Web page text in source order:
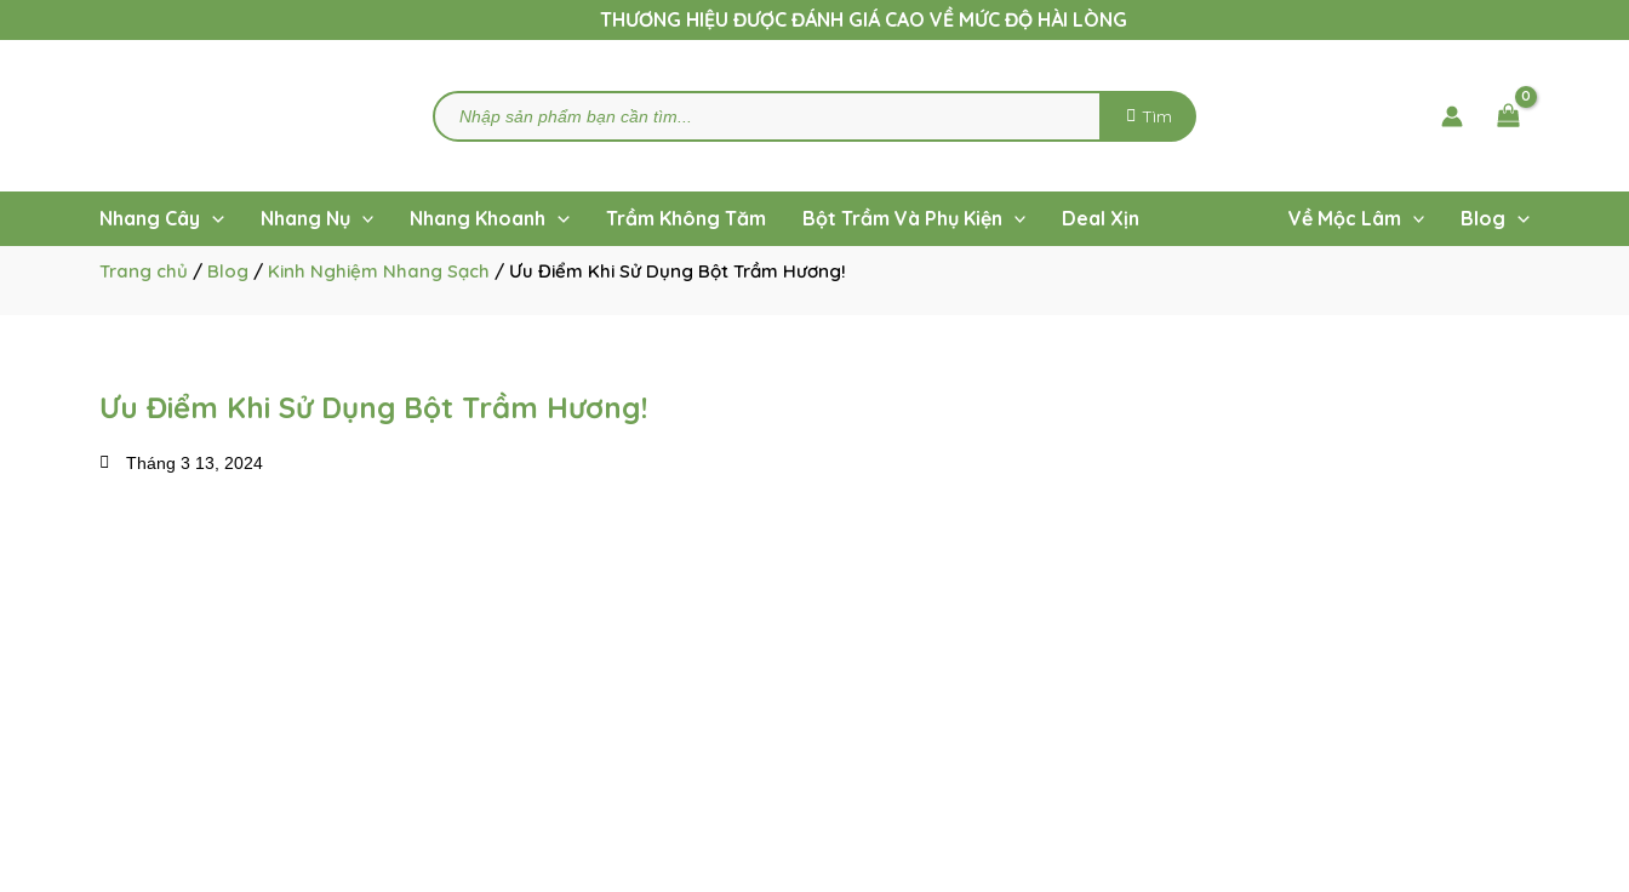
tới
THƯƠNG HIỆU ĐƯỢC ĐÁNH GIÁ CAO VỀ MỨC ĐỘ HÀI LÒNG
Search
...
Tìm
Nhang Cây Nhang Nụ Nhang Khoanh Trầm Không Tăm Bột Trầm Và Phụ Kiện Deal Xịn Về Mộc Lâm Blog
Trang chủ / Blog / Kinh Nghiệm Nhang Sạch / Ưu Điểm Khi Sử Dụng Bột Trầm Hương!
Ưu Điểm Khi Sử Dụng Bột Trầm Hương!
Tháng 3 13, 2024